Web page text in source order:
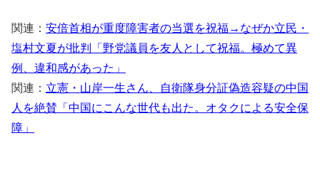
関連： 安倍首相が重度障害者の当選を祝福→なぜか立民・
塩村文夏が批判「野党議員を友人として祝福。極めて異
例、違和感があった」
関連： 立憲・山岸一生さん、自衛隊身分証偽造容疑の中国
人を絶賛「中国にこんな世代も出た。オタクによる安全保
障」